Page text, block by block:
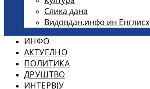
Слика дана
Видовдан.инфо ин Енглисх
ИНФО
АКТУЕЛНО
ПОЛИТИКА
ДРУШТВО
ИНТЕРВЈУ